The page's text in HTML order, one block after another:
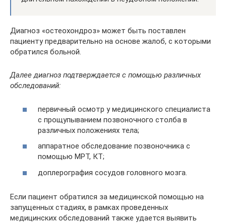
Диагноз «остеохондроз» может быть поставлен
пациенту предварительно на основе жалоб, с которыми
обратился больной.
Далее диагноз подтверждается с помощью различных
обследований:
первичный осмотр у медицинского специалиста
с прощупыванием позвоночного столба в
различных положениях тела;
аппаратное обследование позвоночника с
помощью МРТ, КТ;
доплерография сосудов головного мозга.
Если пациент обратился за медицинской помощью на
запущенных стадиях, в рамках проведенных
медицинских обследований также удается выявить